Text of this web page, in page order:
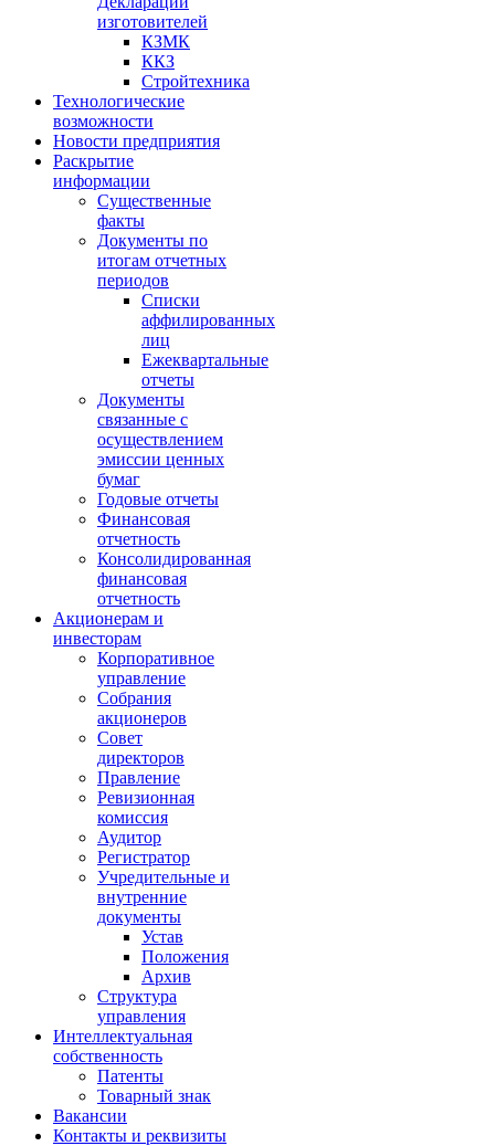
изготовителей
КЗМК
ККЗ
Стройтехника
Технологические
возможности
Новости предприятия
Раскрытие
информации
Существенные
факты
Документы по
итогам отчетных
периодов
Списки
аффилированных
лиц
Ежеквартальные
отчеты
Документы
связанные с
осуществлением
эмиссии ценных
бумаг
Годовые отчеты
Финансовая
отчетность
Консолидированная
финансовая
отчетность
Акционерам и
инвесторам
Корпоративное
управление
Собрания
акционеров
Совет
директоров
Правление
Ревизионная
комиссия
Аудитор
Регистратор
Учредительные и
внутренние
документы
Устав
Положения
Архив
Структура
управления
Интеллектуальная
собственность
Патенты
Товарный знак
Вакансии
Контакты и реквизиты